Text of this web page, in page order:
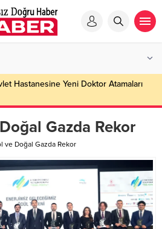
Hastanesine Yeni Doktor Atamaları
Gazda Rekor
ve Doğal Gazda Rekor